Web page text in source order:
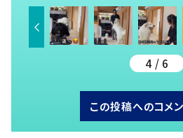
4 / 6
この投稿へのコメ